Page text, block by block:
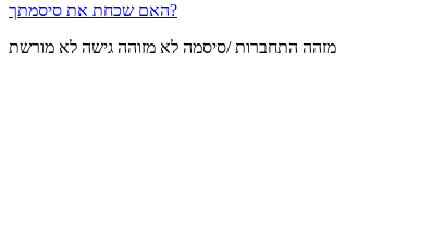
האם שכחת את סיסמתך?
מזהה התחברות /סיסמה לא מזוהה גישה לא מורשת